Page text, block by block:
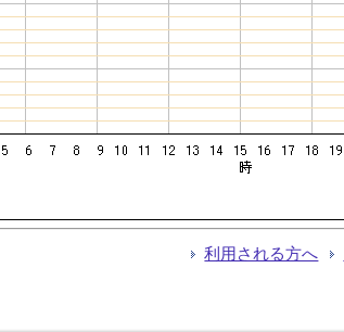
利用される方へ